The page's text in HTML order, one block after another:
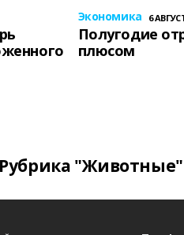
Экономика 6
Полугодие
плюсом
Рубрика "Животные"